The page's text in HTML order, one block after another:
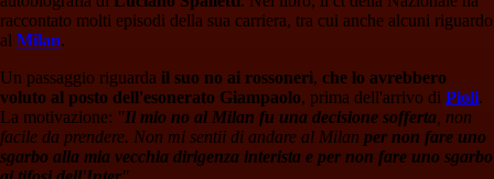
raccontato molti episodi della sua carriera, tra cui anche alcuni riguardo
al Milan.
Un passaggio riguarda il suo no ai rossoneri, che lo avrebbero
voluto al posto dell'esonerato Giampaolo, prima dell'arrivo di Pioli.
La motivazione: "Il mio no al Milan fu una decisione sofferta , non
facile da prendere. Non mi sentii di andare al Milan per non fare uno
sgarbo alla mia vecchia dirigenza interista e per non fare uno sgarbo